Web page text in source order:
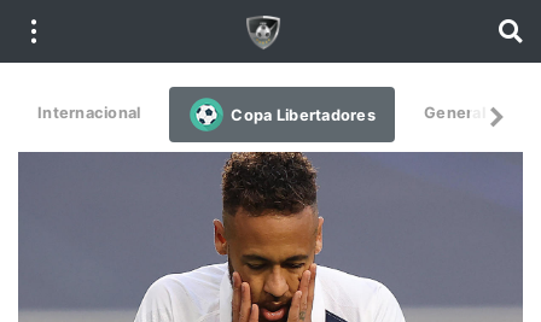
Internacional Copa Libertadores General